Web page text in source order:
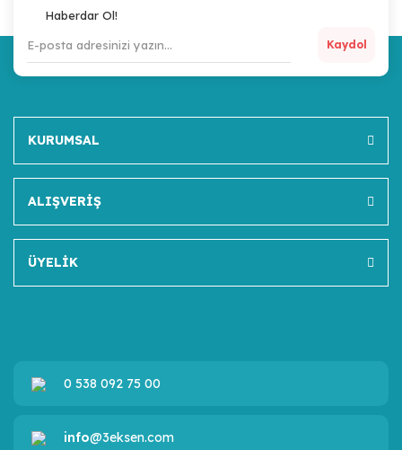
Haberdar Ol!
Kaydol
KURUMSAL
ALIŞVERİŞ
ÜYELİK
0 538 092 75 00
info@3eksen.com